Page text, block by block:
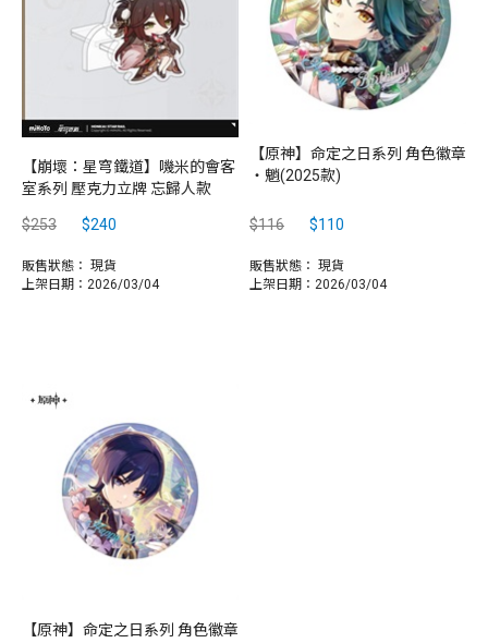
【崩壞：星穹鐵道】嘰米的會客
室系列 壓克力立牌 忘歸人款
$253 $240
販售狀態： 現貨
上架日期：2026/03/04
【原神】命定之日系列 角色徽章
‧魈(2025款)
$116 $110
販售狀態： 現貨
上架日期：2026/03/04
【原神】命定之日系列 角色徽章